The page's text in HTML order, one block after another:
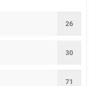
26
30
71